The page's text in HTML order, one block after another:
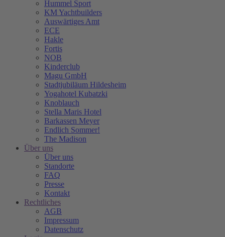
Hummel Sport
KM Yachtbuilders
Auswärtiges Amt
ECE
Hakle
Fortis
NOB
Kinderclub
Magu GmbH
Stadtjubiläum Hildesheim
Yogahotel Kubatzki
Knoblauch
Stella Maris Hotel
Barkassen Meyer
Endlich Sommer!
The Madison
Über uns
Über uns
Standorte
FAQ
Presse
Kontakt
Rechtliches
AGB
Impressum
Datenschutz